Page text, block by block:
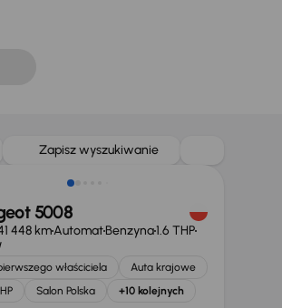
Zapisz wyszukiwanie
odliczenia VAT
5008
448 kmAutomatBenzyna1.6 THP
właściciela
Auta krajowe
Salon Polska +10 kolejnych